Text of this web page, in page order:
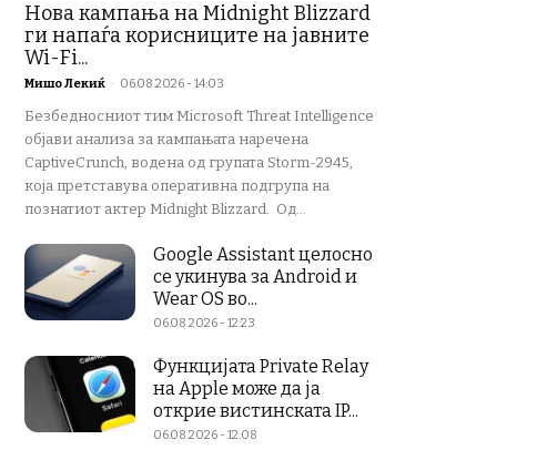
Нова кампања на Midnight Blizzard
ги напаѓа корисниците на јавните
Wi-Fi...
Мишо Лекиќ - 06.08.2026 - 14:03
Безбедносниот тим Microsoft Threat Intelligence
објави анализа за кампањата наречена
CaptiveCrunch, водена од групата Storm-2945,
која претставува оперативна подгрупа на
познатиот актер Midnight Blizzard. Од...
Google Assistant целосно
се укинува за Android и
Wear OS во...
06.08.2026 - 12:23
Функцијата Private Relay
на Apple може да ја
открие вистинската IP...
06.08.2026 - 12:08